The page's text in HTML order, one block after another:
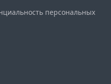
персональных